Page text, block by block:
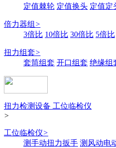
定值棘轮 定值换头 定值定
倍力器组 >
3倍比 10倍比 30倍比 5倍比
扭力组套>
套筒组套 开口组套 绝缘组
扭力检测设备 工位临检仪
>
工位临检仪>
测手动扭力扳手 测风动电